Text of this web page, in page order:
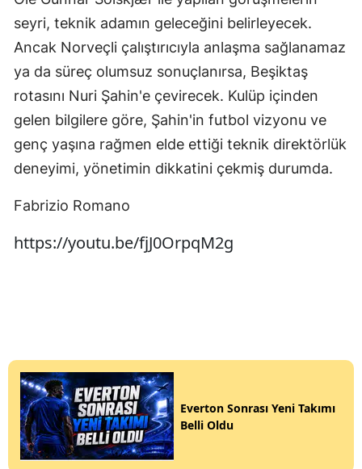
seyri, teknik adamın geleceğini belirleyecek.
Ancak Norveçli çalıştırıcıyla anlaşma sağlanamaz
ya da süreç olumsuz sonuçlanırsa, Beşiktaş
rotasını Nuri Şahin'e çevirecek. Kulüp içinden
gelen bilgilere göre, Şahin'in futbol vizyonu ve
genç yaşına rağmen elde ettiği teknik direktörlük
deneyimi, yönetimin dikkatini çekmiş durumda.
Fabrizio Romano
https://youtu.be/fjJ0OrpqM2g
Everton Sonrası Yeni Takımı
Belli Oldu